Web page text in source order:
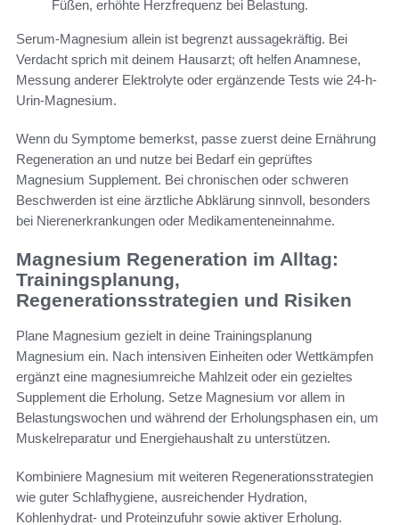
Füßen, erhöhte Herzfrequenz bei Belastung.
Serum-Magnesium allein ist begrenzt aussagekräftig. Bei
Verdacht sprich mit deinem Hausarzt; oft helfen Anamnese,
Messung anderer Elektrolyte oder ergänzende Tests wie 24-h-
Urin-Magnesium.
Wenn du Symptome bemerkst, passe zuerst deine Ernährung
Regeneration an und nutze bei Bedarf ein geprüftes
Magnesium Supplement. Bei chronischen oder schweren
Beschwerden ist eine ärztliche Abklärung sinnvoll, besonders
bei Nierenerkrankungen oder Medikamenteneinnahme.
Magnesium Regeneration im Alltag:
Trainingsplanung,
Regenerationsstrategien und Risiken
Plane Magnesium gezielt in deine Trainingsplanung
Magnesium ein. Nach intensiven Einheiten oder Wettkämpfen
ergänzt eine magnesiumreiche Mahlzeit oder ein gezieltes
Supplement die Erholung. Setze Magnesium vor allem in
Belastungswochen und während der Erholungsphasen ein, um
Muskelreparatur und Energiehaushalt zu unterstützen.
Kombiniere Magnesium mit weiteren Regenerationsstrategien
wie guter Schlafhygiene, ausreichender Hydration,
Kohlenhydrat- und Proteinzufuhr sowie aktiver Erholung.